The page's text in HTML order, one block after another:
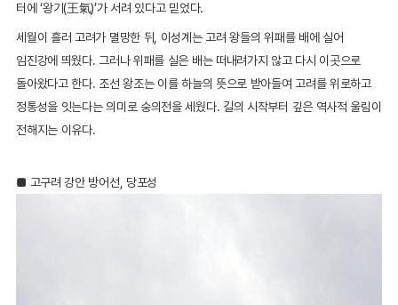
터에 ‘왕기(王氣)’가 서려 있다고 믿었다.
세월이 흘러 고려가 멸망한 뒤, 이성계는 고려 왕들의 위패를 배에 실어
임진강에 띄웠다. 그러나 위패를 실은 배는 떠내려가지 않고 다시 이곳으로
돌아왔다고 한다. 조선 왕조는 이를 하늘의 뜻으로 받아들여 고려를 위로하고
정통성을 잇는다는 의미로 숭의전을 세웠다. 길의 시작부터 깊은 역사적 울림이
전해지는 이유다.
■ 고구려 강안 방어선, 당포성